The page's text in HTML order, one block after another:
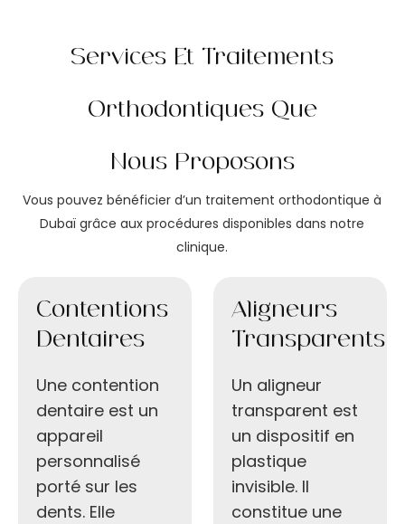
Services Et Traitements
Orthodontiques Que
Nous Proposons
Vous pouvez bénéficier d’un traitement orthodontique à
Dubaï grâce aux procédures disponibles dans notre
clinique.
Contentions
Dentaires
Une contention
dentaire est un
appareil
personnalisé
porté sur les
dents. Elle
Aligneurs
Transparents
Un aligneur
transparent est
un dispositif en
plastique
invisible. Il
constitue une